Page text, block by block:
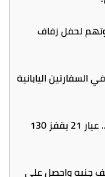
تتم دعوتهم لحفل زفاف
في السفارتين اليابانية
أسعار الذهب في مصر اليوم السبت.. عيار 21 يقفز 130
للاستثمار.. أودع 100 ألف جنيه واحصل على